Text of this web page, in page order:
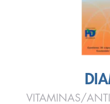
VITAMINAS/